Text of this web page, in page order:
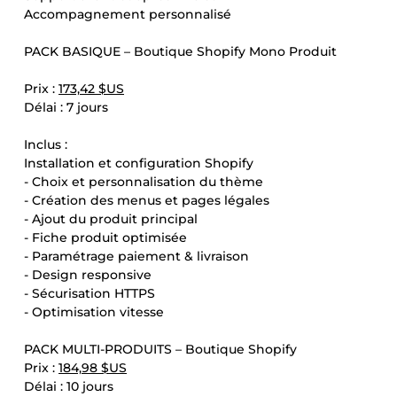
Accompagnement personnalisé
PACK BASIQUE – Boutique Shopify Mono Produit
Prix : 173,42 $US
Délai : 7 jours
Inclus :
Installation et configuration Shopify
- Choix et personnalisation du thème
- Création des menus et pages légales
- Ajout du produit principal
- Fiche produit optimisée
- Paramétrage paiement & livraison
- Design responsive
- Sécurisation HTTPS
- Optimisation vitesse
PACK MULTI-PRODUITS – Boutique Shopify
Prix : 184,98 $US
Délai : 10 jours